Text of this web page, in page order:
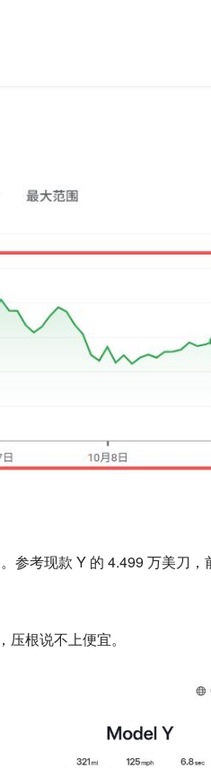
。参考现款 Y 的 4.499 万美刀，
，压根说不上便宜。